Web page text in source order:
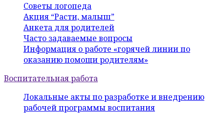
Советы логопеда
Акция “Расти, малыш”
Анкета для родителей
Часто задаваемые вопросы
Информация о работе «горячей линии по
оказанию помощи родителям»
Воспитательная работа
Локальные акты по разработке и внедрению
рабочей программы воспитания